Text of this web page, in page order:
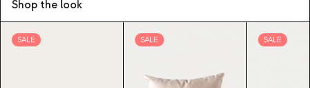
Shop the look
SALE SALE SALE